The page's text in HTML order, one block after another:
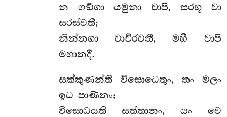
න ගඞ්ගා යමුනා චාපි, සරභූ වා
සරස්වතී;
නින්නගා වාචිරවතී, මහී වාපි
මහානදී.
සක්කුණන්ති විසොධෙතුං, තං මලං
ඉධ පාණිනං;
විසොධයති සත්තානං, යං වෙ